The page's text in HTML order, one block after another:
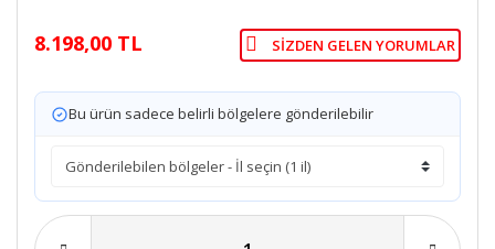
8.198,00 TL SIZDEN GELEN YORUMLAR
Bu ürün sadece belirli bölgelere gönderilebilir